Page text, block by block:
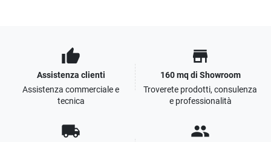
thumb_up
Assistenza clienti
Assistenza commerciale e
tecnica
store
160 mq di Showroom
Troverete prodotti, consulenza
e professionalità
local_shipping people